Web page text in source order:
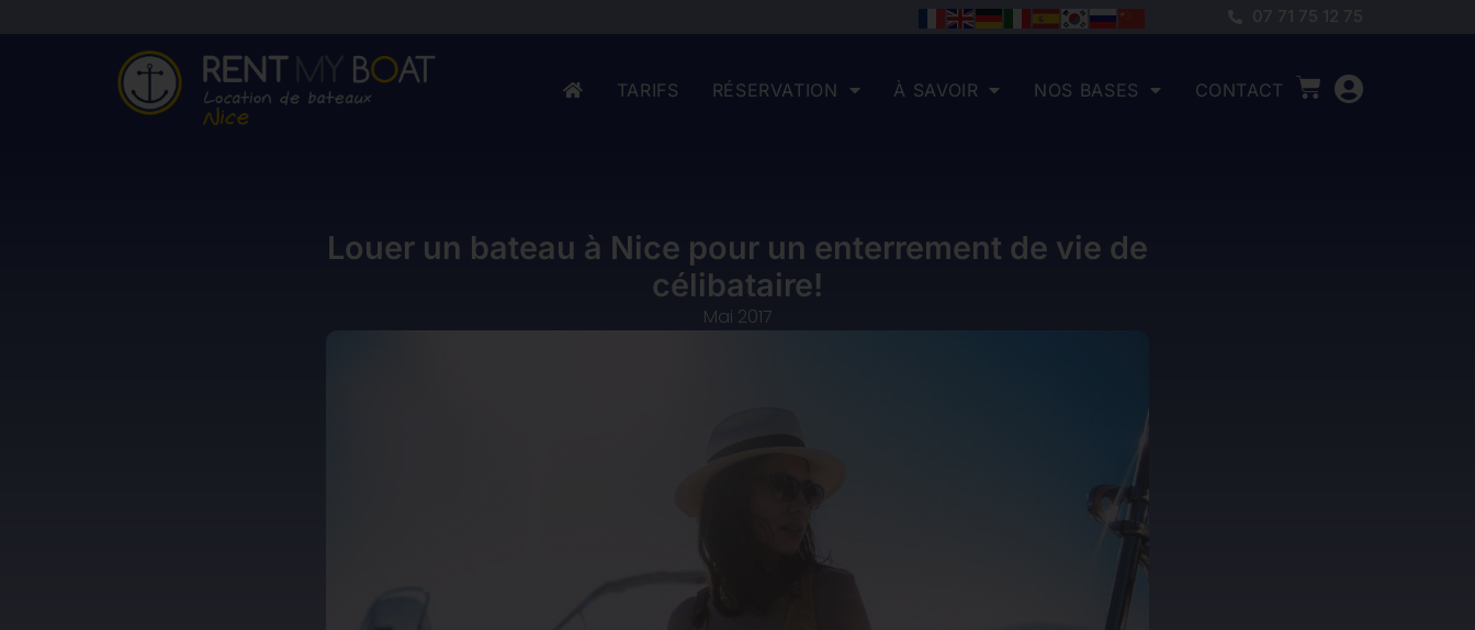
07 71 75 12 75
TARIFS RÉSERVATION À SAVOIR NOS BASES CONTACT
Louer un bateau à Nice pour un enterrement de vie de
célibataire!
Mai 2017